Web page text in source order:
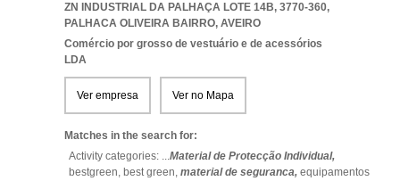
ZN INDUSTRIAL DA PALHAÇA LOTE 14B, 3770-360,
PALHACA OLIVEIRA BAIRRO, AVEIRO
Comércio por grosso de vestuário e de acessórios
LDA
Ver empresa Ver no Mapa
Matches in the search for:
Activity categories: ...Material de Protecção Individual,
bestgreen, best green, material de seguranca, equipamentos